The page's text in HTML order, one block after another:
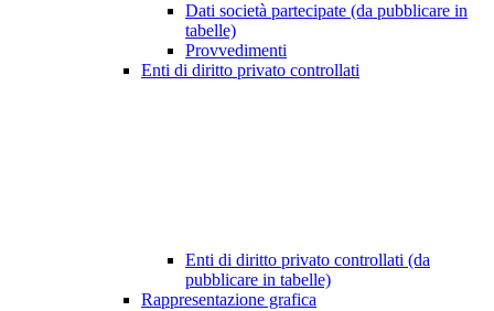
Dati società partecipate (da pubblicare in
tabelle)
Provvedimenti
Enti di diritto privato controllati
Enti di diritto privato controllati (da
pubblicare in tabelle)
Rappresentazione grafica